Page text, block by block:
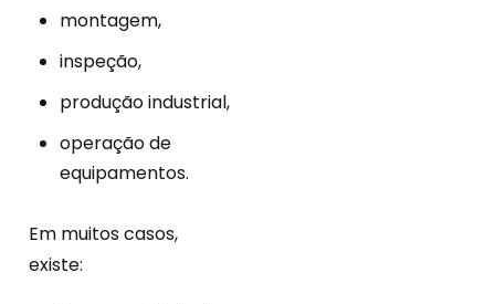
montagem,
inspeção,
produção industrial,
operação de
equipamentos.
Em muitos casos,
existe: